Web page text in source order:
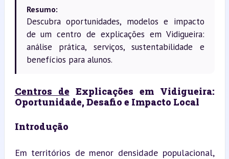
Resumo:
Descubra oportunidades, modelos e impacto
de um centro de explicações em Vidigueira:
análise prática, serviços, sustentabilidade e
benefícios para alunos.
Centros de Explicações em Vidigueira:
Oportunidade, Desafio e Impacto Local
Introdução
Em territórios de menor densidade populacional,